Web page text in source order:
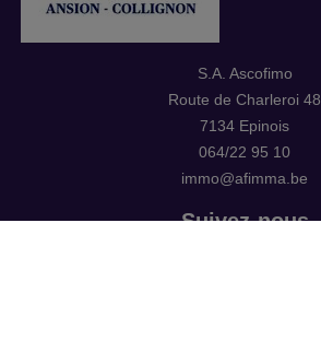
S.A. Ascofimo
Route de Charleroi 48
7134 Epinois
064/22 95 10
immo@afimma.be
Suivez-nous